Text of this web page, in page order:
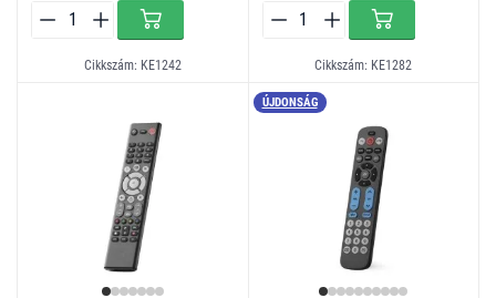
Cikkszám: KE1242 Cikkszám: KE1282
ÚJDONSÁG